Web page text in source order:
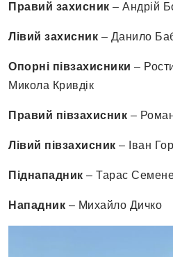
Правий захисник – Андрій
Лівий захисник – Данило
Опорні півзахисники –
Микола Кривдік
Правий півзахисник –
Лівий півзахисник – Іван
Піднападник – Тарас
Нападник – Михайло Дичко